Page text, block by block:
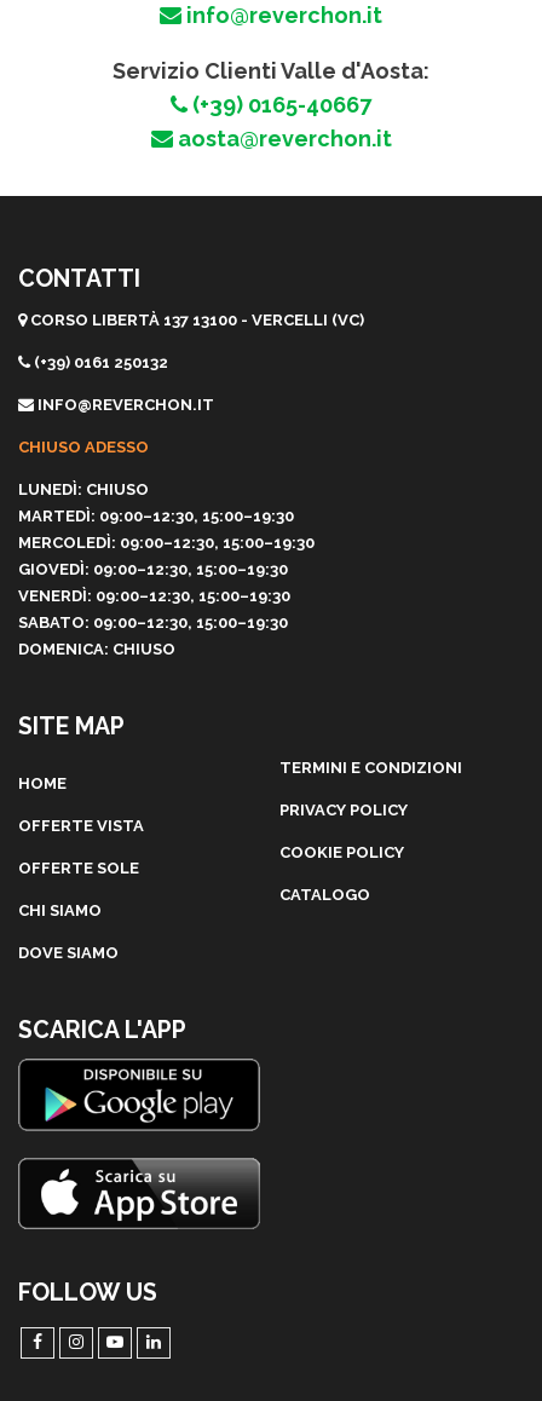
info@reverchon.it
Servizio Clienti Valle d'Aosta:
(+39) 0165-40667
aosta@reverchon.it
CONTATTI
CORSO LIBERTÀ 137 13100 - VERCELLI (VC)
(+39) 0161 250132
INFO@REVERCHON.IT
CHIUSO ADESSO
LUNEDÌ: CHIUSO
MARTEDÌ: 09:00–12:30, 15:00–19:30
MERCOLEDÌ: 09:00–12:30, 15:00–19:30
GIOVEDÌ: 09:00–12:30, 15:00–19:30
VENERDÌ: 09:00–12:30, 15:00–19:30
SABATO: 09:00–12:30, 15:00–19:30
DOMENICA: CHIUSO
SITE MAP
HOME
OFFERTE VISTA
OFFERTE SOLE
CHI SIAMO
DOVE SIAMO
TERMINI E CONDIZIONI
PRIVACY POLICY
COOKIE POLICY
CATALOGO
SCARICA L'APP
FOLLOW US